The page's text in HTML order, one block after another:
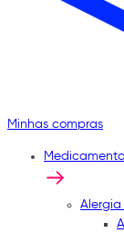
Minhas compras
Alergia